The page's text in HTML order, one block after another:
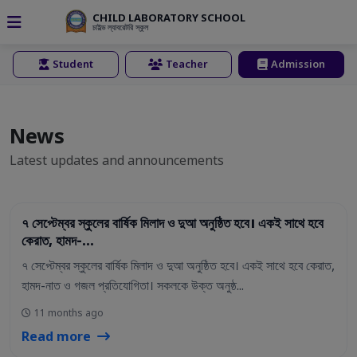
CHILD LABORATORY SCHOOL
চাইল্ড ল্যাবরেটরি স্কুল
Student Teacher Admission
News
Latest updates and announcements
৭ সেপ্টেম্বর স্কুলের বার্ষিক মিলাদ ও দুআ অনুষ্ঠিত হবে। একই সাথে হবে
কেরাত, হামদ-...
৭ সেপ্টেম্বর স্কুলের বার্ষিক মিলাদ ও দুআ অনুষ্ঠিত হবে। একই সাথে হবে কেরাত,
হামদ-নাত ও গজল প্রতিযোগিতা। সকলকে উক্ত অনুষ্ঠ...
11 months ago
Read more